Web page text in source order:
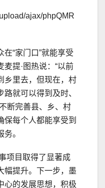
“家门口”就能享受
提·图热说：“以前
乡里去，但现在，村
就可以得到及时、
断完善县、乡、村
保每个人都能享受到
。
项目取得了显著成
幅提升。下一步，墨
心的发展思想，积极